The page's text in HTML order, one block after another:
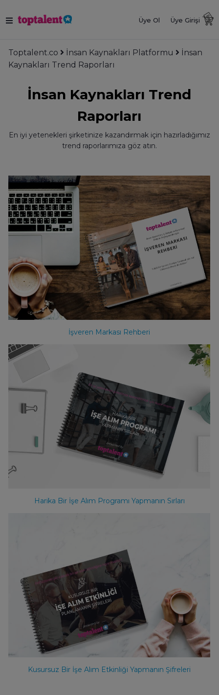
Üye Ol Üye Girişi
Toptalent.co İnsan Kaynakları Platformu
İnsan
Kaynakları Trend Raporları
İnsan Kaynakları Trend
Raporları
En iyi yetenekleri şirketinize kazandırmak için hazırladığımız
trend raporlarımıza göz atın.
İşveren Markası Rehberi
Harika Bir İşe Alım Programı Yapmanın Sırları
Kusursuz Bir İşe Alım Etkinliği Yapmanın Şifreleri